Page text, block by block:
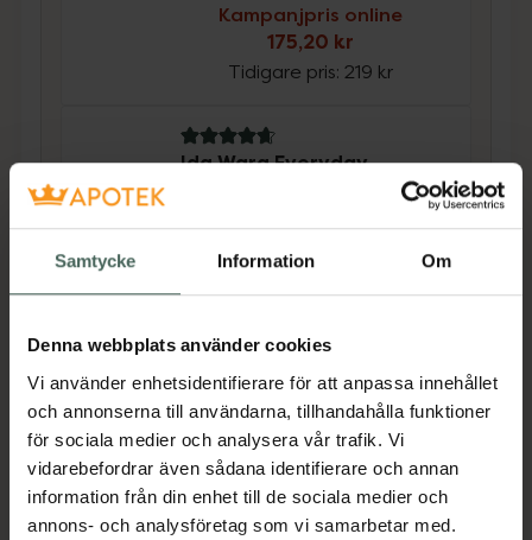
Samtycke Information Om
Denna webbplats använder cookies
Vi använder enhetsidentifierare för att anpassa innehållet
och annonserna till användarna, tillhandahålla funktioner
för sociala medier och analysera vår trafik. Vi
vidarebefordrar även sådana identifierare och annan
information från din enhet till de sociala medier och
annons- och analysföretag som vi samarbetar med.
Kampanjpris online
175,20 kr
Tidigare pris: 219 kr
4.9 av 5 i omdöme
Ida Warg Everyday
Kampanjpris online
180 kr
Köp båda för :355,20 kr
Köp båda
Beskrivning Dölj